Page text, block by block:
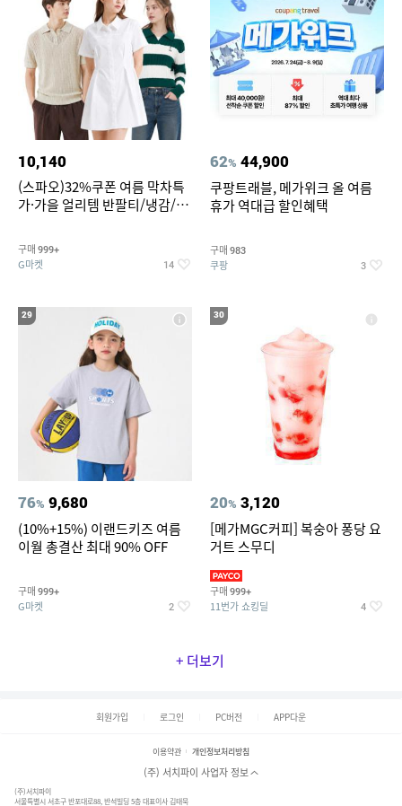
10,140
(스파오)32%쿠폰 여름 막차특
가·가을 얼리템 반팔티/냉감/반
건 외 ~74%OFF
구매 999+
G마켓 14
62% 44,900
쿠팡트래블, 메가위크 올 여름
휴가 역대급 할인혜택
구매 983
쿠팡 3
29
76% 9,680
(10%+15%) 이랜드키즈 여름
이월 총결산 최대 90% OFF
구매 999+
G마켓 2
30
20% 3,120
[메가MGC커피] 복숭아 퐁당 요
거트 스무디
구매 999+
11번가 쇼킹딜 4
+ 더보기
회원가입 로그인 PC버전 APP다운
이용약관 개인정보처리방침
(주) 서치파이 사업자 정보
(주)서치파이
서울특별시 서초구 반포대로88, 반석빌딩 5층 대표이사 김태묵